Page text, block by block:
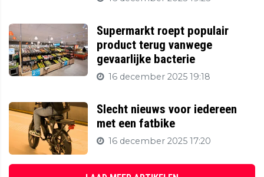
Supermarkt roept populair
product terug vanwege
gevaarlijke bacterie
16 december 2025 19:18
Slecht nieuws voor iedereen
met een fatbike
16 december 2025 17:20